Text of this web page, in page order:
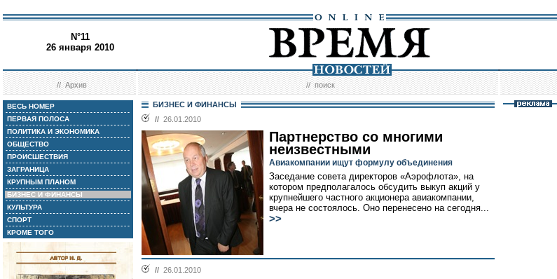
N°11
26 января 2010
//Архив //поиск
ВЕСЬ НОМЕР
ПЕРВАЯ ПОЛОСА
ПОЛИТИКА И ЭКОНОМИКА
ОБЩЕСТВО
ПРОИСШЕСТВИЯ
ЗАГРАНИЦА
КРУПНЫМ ПЛАНОМ
БИЗНЕС И ФИНАНСЫ
КУЛЬТУРА
СПОРТ
КРОМЕ ТОГО
БИЗНЕС И ФИНАНСЫ
// 26.01.2010
Партнерство со многими
неизвестными
Авиакомпании ищут формулу объединения
Заседание совета директоров «Аэрофлота», на
котором предполагалось обсудить выкуп акций у
крупнейшего частного акционера авиакомпании,
вчера не состоялось. Оно перенесено на сегодня...
>>
// 26.01.2010